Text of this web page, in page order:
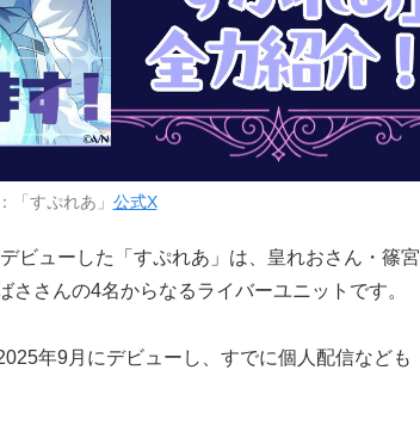
「すぷれあ」 公式X
ビューした「すぷれあ」は、皇れおさん・篠宮
さんの4名からなるライバーユニットです。
年9月にデビューし、すでに個人配信なども